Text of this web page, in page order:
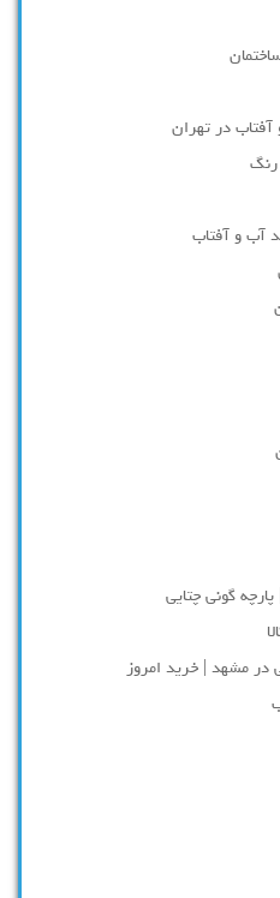
در تهران
رنگ
آب و آفتاب
گونی چتایی
در مشهد | خرید امروز